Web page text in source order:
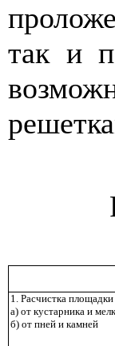
так и
1. Расчистка
а) от кустарника и
б) от пней и камней